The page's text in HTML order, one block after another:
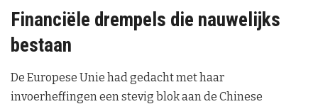
Financiële drempels die nauwelijks
bestaan
De Europese Unie had gedacht met haar
invoerheffingen een stevig blok aan de Chinese